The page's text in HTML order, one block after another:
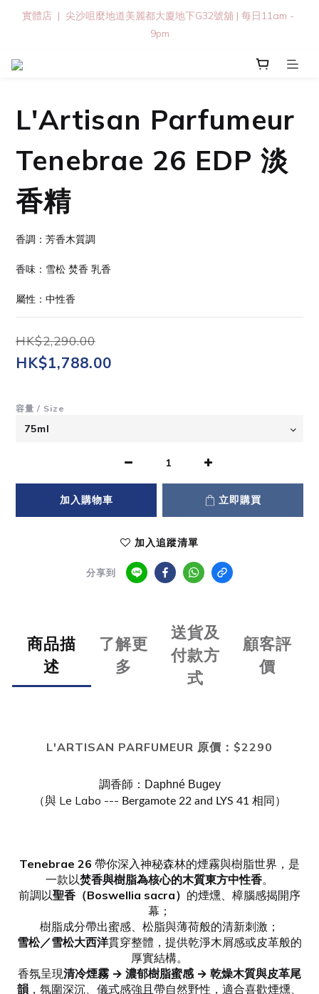
實體店  |  尖沙咀麼地道美麗都大廈地下G32號舖 | 每日11am -
9pm
L'Artisan Parfumeur
Tenebrae 26 EDP 淡
香精
香調：芳香木質調
香味：雪松 焚香 乳香
屬性：中性香
HK$2,290.00
HK$1,788.00
容量 / Size
加入購物車 立即購買
加入追蹤清單
分享到
商品描
述
了解更
多
送貨及
付款方
式
顧客評
價
L'ARTISAN PARFUMEUR 原價：$2290
調香師： Daphné Bugey
（與 Le Labo --- Bergamote 22 and LYS 41 相同）
Tenebrae 26 帶你深入神秘森林的煙霧與樹脂世界，是
一款以焚香與樹脂為核心的木質東方中性香。
前調以聖香（Boswellia sacra） 的煙燻、樟腦感揭開序
幕；
樹脂成分帶出蜜感、松脂與薄荷般的清新刺激；
雪松／雪松大西洋貫穿整體，提供乾淨木屑感或皮革般的
厚實結構。
香氛呈現清冷煙霧 → 濃郁樹脂蜜感 → 乾燥木質與皮革尾
韻 ，氛圍深沉、儀式感強且帶自然野性，適合喜歡煙燻、